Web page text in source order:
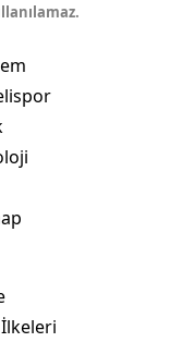
Erzurum
Gaziantep
Isparta
İlkeleri